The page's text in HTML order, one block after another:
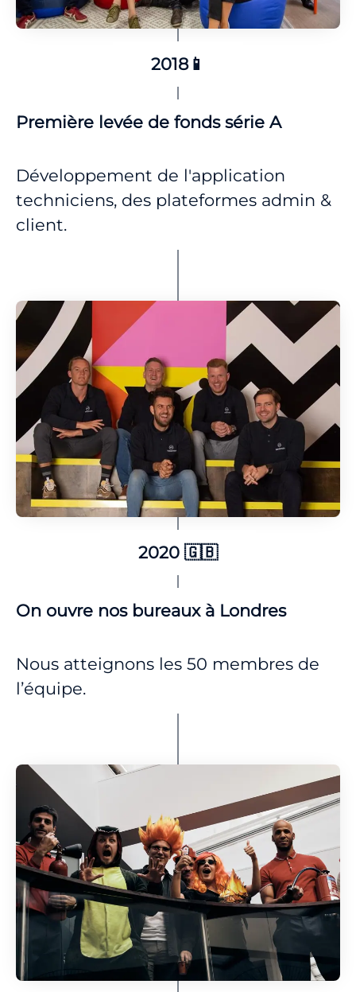
2018📱
Première levée de fonds série A
Développement de l'application
techniciens, des plateformes admin &
client.
2020 🇬🇧
On ouvre nos bureaux à Londres
Nous atteignons les 50 membres de
l’équipe.